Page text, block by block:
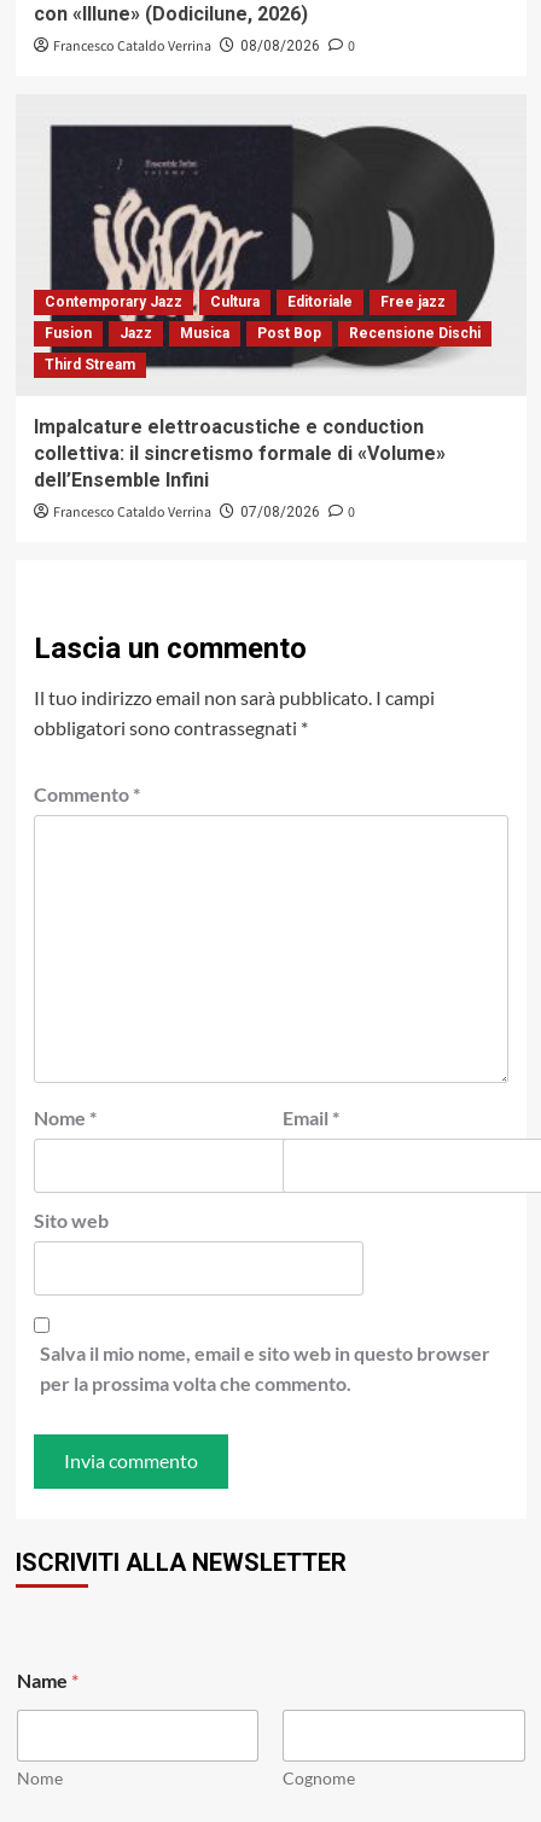
con «Illune» (Dodicilune, 2026)
Francesco Cataldo Verrina 08/08/2026 0
Contemporary Jazz Cultura Editoriale
Free jazz
Fusion
Jazz Musica Post Bop
Recensione Dischi
Third Stream
Impalcature elettroacustiche e conduction
collettiva: il sincretismo formale di «Volume»
dell’Ensemble Infini
Francesco Cataldo Verrina 07/08/2026 0
Lascia un commento
Il tuo indirizzo email non sarà pubblicato. I campi
obbligatori sono contrassegnati *
Commento *
Nome * Email *
Sito web
Salva il mio nome, email e sito web in questo browser
per la prossima volta che commento.
ISCRIVITI ALLA NEWSLETTER
Name *
Nome Cognome